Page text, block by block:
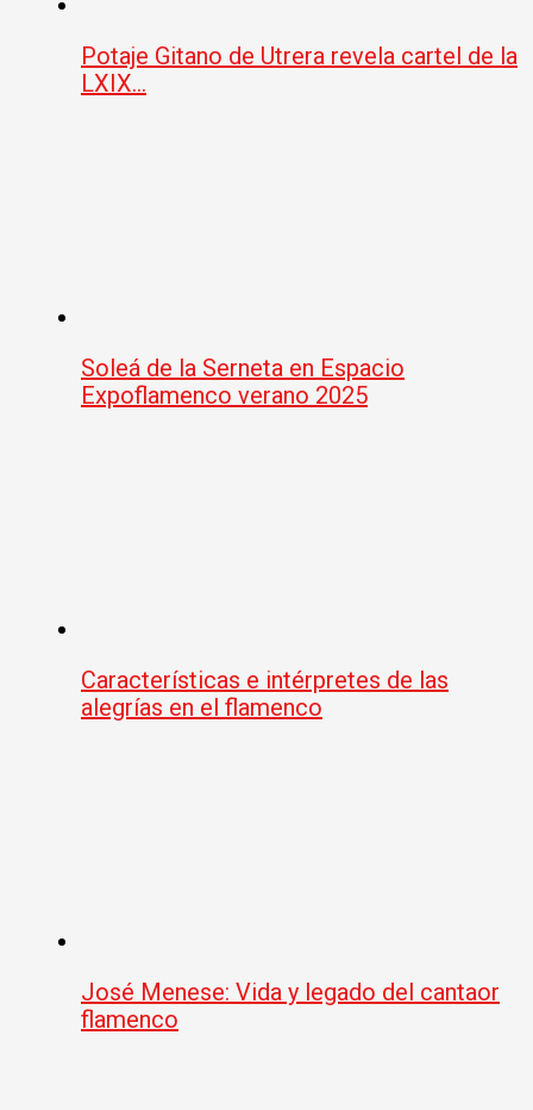
Potaje Gitano de Utrera revela cartel de la
LXIX…
Soleá de la Serneta en Espacio
Expoflamenco verano 2025
Características e intérpretes de las
alegrías en el flamenco
José Menese: Vida y legado del cantaor
flamenco